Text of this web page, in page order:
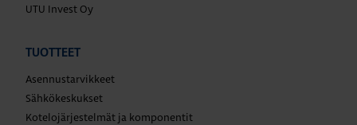
UTU Invest Oy
TUOTTEET
Asennustarvikkeet
Sähkökeskukset
Kotelojärjestelmät ja komponentit